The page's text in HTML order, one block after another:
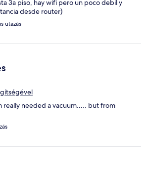
3a piso, hay wifi pero un poco debil y
desde router)
utazás
really needed a vacuum….. but from